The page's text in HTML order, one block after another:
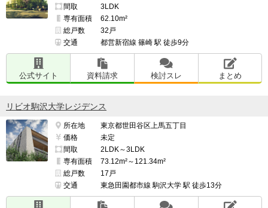
間取
3LDK
専有面積
62.10m²
総戸数
32戸
交通
都営新宿線 篠崎 駅 徒歩9分
公式サイト 資料請求 検討スレ まとめ
リビオ駒沢大学レジデンス
所在地
東京都世田谷区上馬五丁目
価格
未定
間取
2LDK～3LDK
専有面積
73.12m²～121.34m²
総戸数
17戸
交通
東急田園都市線 駒沢大学 駅 徒歩13分